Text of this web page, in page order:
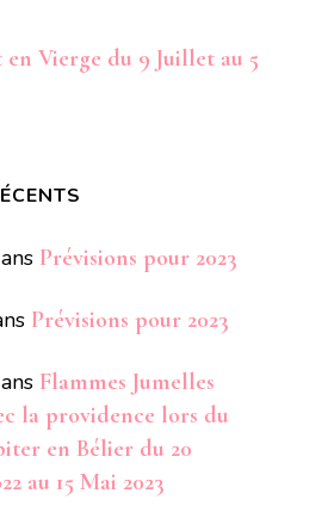
Vierge du 9 Juillet au 5
Prévisions pour 2023
Prévisions pour 2023
Flammes Jumelles
la providence lors du
en Bélier du 20
au 15 Mai 2023